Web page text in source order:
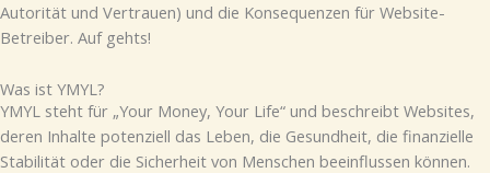
Autorität und Vertrauen) und die Konsequenzen für Website-
Betreiber. Auf gehts!
Was ist YMYL?
YMYL steht für „Your Money, Your Life“ und beschreibt Websites,
deren Inhalte potenziell das Leben, die Gesundheit, die finanzielle
Stabilität oder die Sicherheit von Menschen beeinflussen können.